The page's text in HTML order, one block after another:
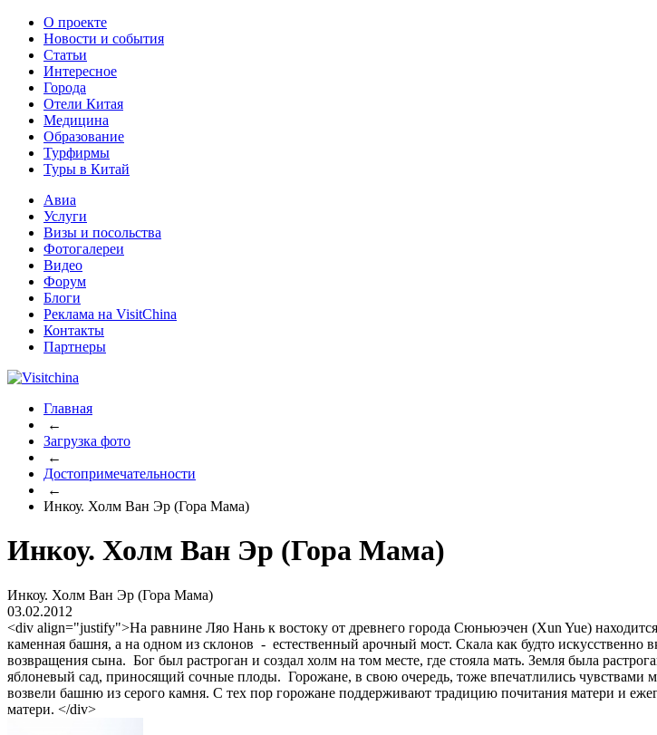
О проекте
Новости и события
Статьи
Интересное
Города
Отели Китая
Медицина
Образование
Турфирмы
Туры в Китай
Авиа
Услуги
Визы и посольства
Фотогалереи
Видео
Форум
Блоги
Реклама на VisitChina
Контакты
Партнеры
Главная
←
Загрузка фото
←
Достопримечательности
←
Инкоу. Холм Ван Эр (Гора Мама)
Инкоу. Холм Ван Эр (Гора Мама)
Инкоу. Холм Ван Эр (Гора Мама)
03.02.2012
<div align="justify">На равнине Ляо Нань к востоку от древнего города Сюньюэчен (Xun Yue)
каменная башня, а на одном из склонов - естественный арочный мост. Скала как будто
возвращения сына. Бог был растроган и создал холм на том месте, где стояла мать. Земля была
яблоневый сад, приносящий сочные плоды. Горожане, в свою очередь, тоже впечатлились
возвели башню из серого камня. С тех пор горожане поддерживают традицию почитания матери и
матери. </div>